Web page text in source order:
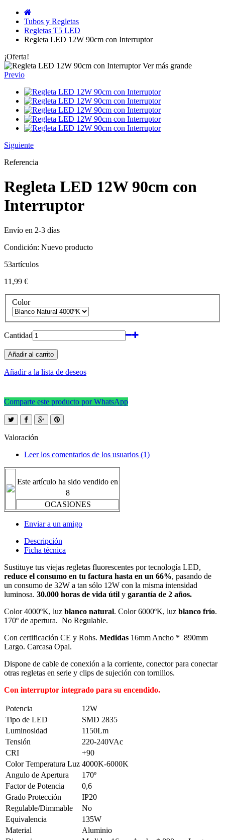
Tubos y Regletas
Regletas T5 LED
Regleta LED 12W 90cm con Interruptor
¡Oferta!
Ver más grande
Previo
Siguiente
Referencia
Regleta LED 12W 90cm con
Interruptor
Envío en 2-3 días
Condición: Nuevo producto
53artículos
11,99 €
Color
Cantidad
Añadir al carrito
Añadir a la lista de deseos
Comparte este producto por WhatsApp
Valoración
Leer los comentarios de los usuarios (1)
Este artículo ha sido vendido en
8
OCASIONES
Enviar a un amigo
Descripción
Ficha técnica
Sustituye tus viejas regletas fluorescentes por tecnología LED,
reduce el consumo en tu factura hasta en un 66%, pasando de
un consumo de 32W a tan sólo 12W con la misma intensidad
luminosa. 30.000 horas de vida útil y garantía de 2 años.
Color 4000ºK, luz blanco natural. Color 6000ºK, luz blanco frío.
170º de apertura. No Regulable.
Con certificación CE y Rohs. Medidas 16mm Ancho * 890mm
Largo. Carcasa Opal.
Dispone de cable de conexión a la corriente, conector para conectar
otras regletas en serie y clips de sujeción con tornillos.
Con interruptor integrado para su encendido.
Potencia
12W
Tipo de LED
SMD 2835
Luminosidad
1150Lm
Tensión
220-240VAc
CRI
+90
Color Temperatura Luz 4000K-6000K
Angulo de Apertura
170º
Factor de Potencia
0,6
Grado Protección
IP20
Regulable/Dimmable
No
Equivalencia
135W
Material
Aluminio